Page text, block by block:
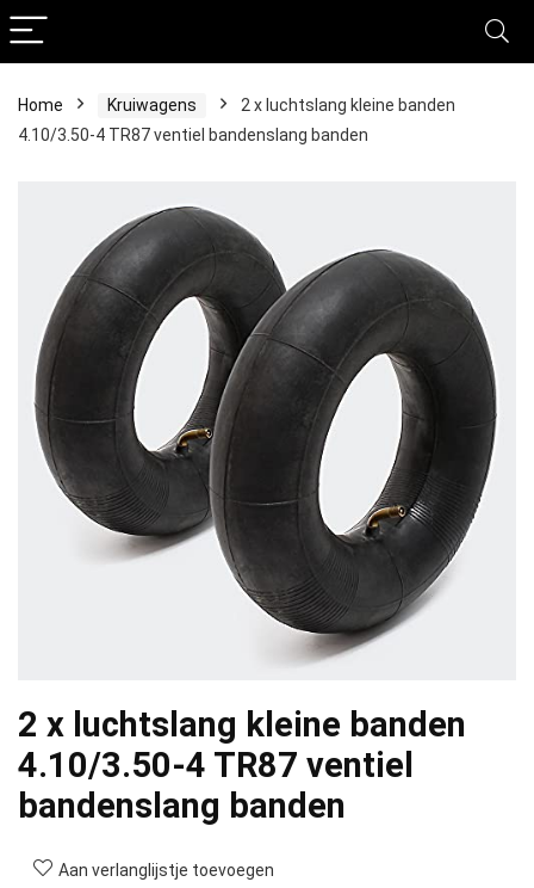
Home Kruiwagens
2 x luchtslang kleine banden
4.10/3.50-4 TR87 ventiel bandenslang banden
2 x luchtslang kleine banden
4.10/3.50-4 TR87 ventiel
bandenslang banden
Aan verlanglijstje toevoegen